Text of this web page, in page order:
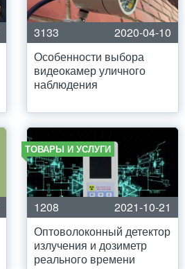
3133
2020-04-10
Особенности выбора
видеокамер уличного
наблюдения
ТОВАРЫ И УСЛУГИ
1208
2021-10-21
Оптоволоконный детектор
излучения и дозиметр
реального времени